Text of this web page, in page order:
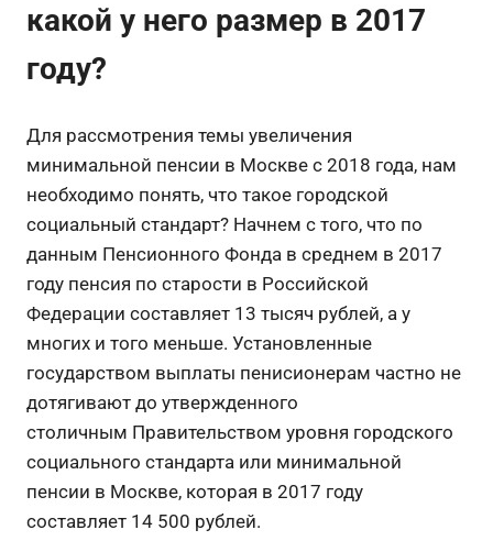
какой у него размер в 2017
году?
Для рассмотрения темы увеличения
минимальной пенсии в Москве с 2018 года, нам
необходимо понять, что такое городской
социальный стандарт? Начнем с того, что по
данным Пенсионного Фонда в среднем в 2017
году пенсия по старости в Российской
Федерации составляет 13 тысяч рублей, а у
многих и того меньше. Установленные
государством выплаты пенисионерам частно не
дотягивают до утвержденного
столичным Правительством уровня городского
социального стандарта или минимальной
пенсии в Москве, которая в 2017 году
составляет 14 500 рублей.